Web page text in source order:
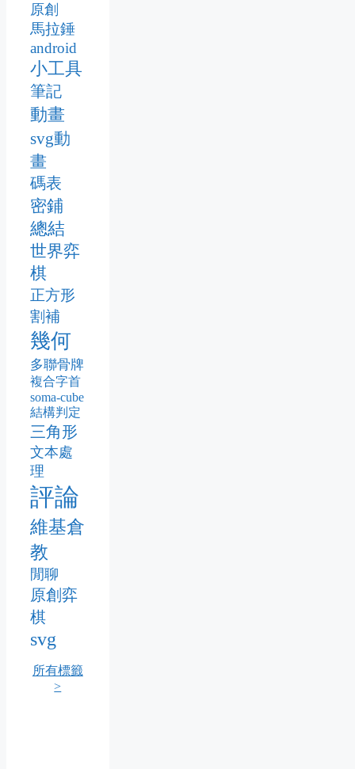
原創
馬拉錘
android
小工具
筆記
動畫
svg動
畫
碼表
密鋪
總結
世界弈
棋
正方形
割補
幾何
多聯骨牌
複合字首
soma-cube
結構判定
三角形
文本處
理
評論
維基倉
教
閒聊
原創弈
棋
svg
所有標籤
>